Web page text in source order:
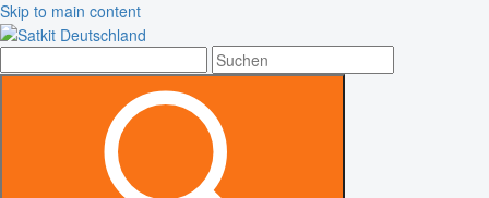
Skip to main content